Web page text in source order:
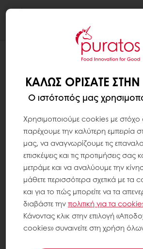
ΚΑΛΏΣ ΟΡΊΣΑΤΕ ΣΤΗΝ
Ο ιστότοπός μας
Χρησιμοποιούμε cookies με στόχο
παρέχουμε την καλύτερη εμπειρία
μας, να αναγνωρίζουμε τις
επισκέψεις και τις προτιμήσεις σας
μετράμε και να αναλύουμε την
μάθετε περισσότερα σχετικά με
και για το πώς μπορείτε να τα
διαβάστε τηνπολιτική για τα
Κάνοντας κλικ στην επιλογή
cookies» συναινείτε στη χρήση